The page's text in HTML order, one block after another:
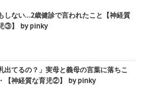
しない…2歳健診で言われたこと【神経質
③】 by pinky
出てるの？」実母と義母の言葉に落ちこ
【神経質な育児②】 by pinky